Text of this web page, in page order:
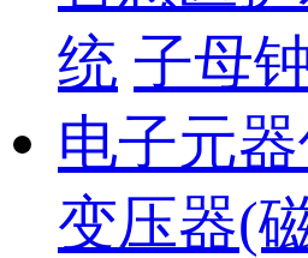
统 子母
电子元
变压器(